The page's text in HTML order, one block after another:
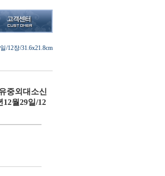
/12장/31.6x21.8cm
중외대소신
12월29일/12